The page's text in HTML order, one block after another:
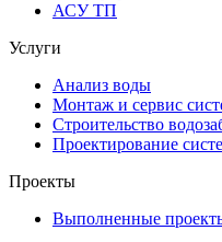
АСУ ТП
Услуги
Анализ воды
Монтаж и сервис
Строительство
Проектирование
Проекты
Выполненные